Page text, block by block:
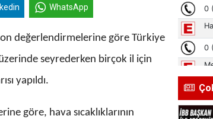
WhatsApp
değerlendirmelerine göre Türkiye
seyrederken birçok il için
yapıldı.
göre, hava sıcaklıklarının